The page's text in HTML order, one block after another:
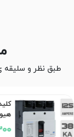
طبق نظر و سلیقه